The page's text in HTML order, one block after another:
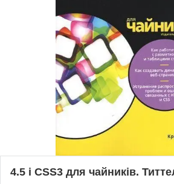
4.5 і CSS3 для чайників.